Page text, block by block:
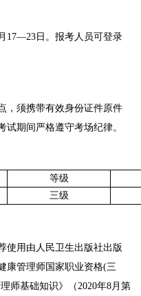
17—23日。报考人员可登录
，须携带有效身份证件原件
期间严格遵守考场纪律。
等级
三级
使用由人民卫生出版社出版
康管理师国家职业资格(三
师基础知识》（2020年8月第